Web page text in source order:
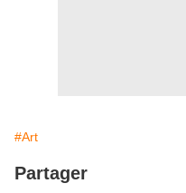
#Art
Partager